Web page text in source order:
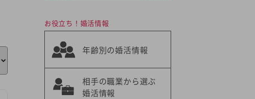
お役立ち！婚活情報
年齢別の婚活情報
相手の職業から選ぶ
婚活情報